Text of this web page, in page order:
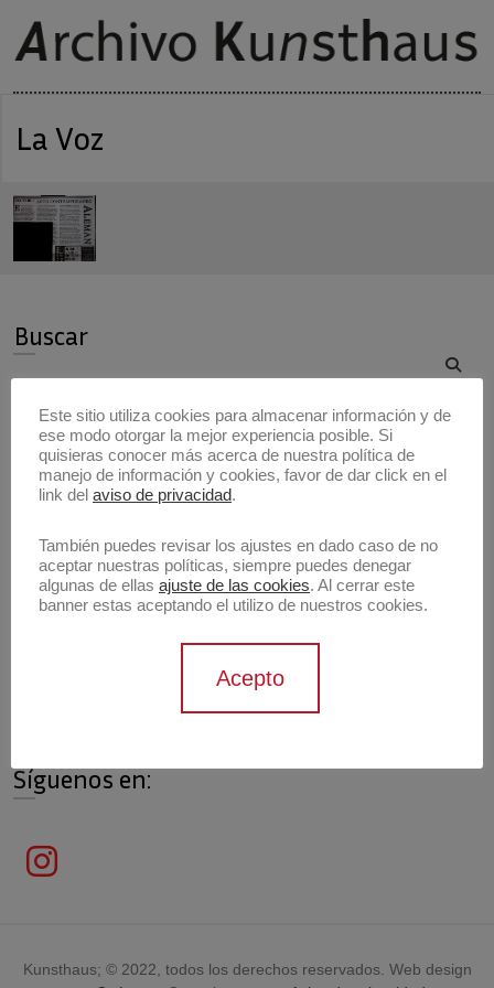
La Voz
Buscar
Artistas
Información de contacto
contacto@archivokunsthaus.com
Síguenos en:
Kunsthaus; © 2022, todos los derechos reservados. Web design
Este sitio utiliza cookies para almacenar información y de
ese modo otorgar la mejor experiencia posible. Si
quisieras conocer más acerca de nuestra política de
manejo de información y cookies, favor de dar click en el
link del aviso de privacidad.
También puedes revisar los ajustes en dado caso de no
aceptar nuestras políticas, siempre puedes denegar
algunas de ellas ajuste de las cookies. Al cerrar este
banner estas aceptando el utilizo de nuestros cookies.
Acepto